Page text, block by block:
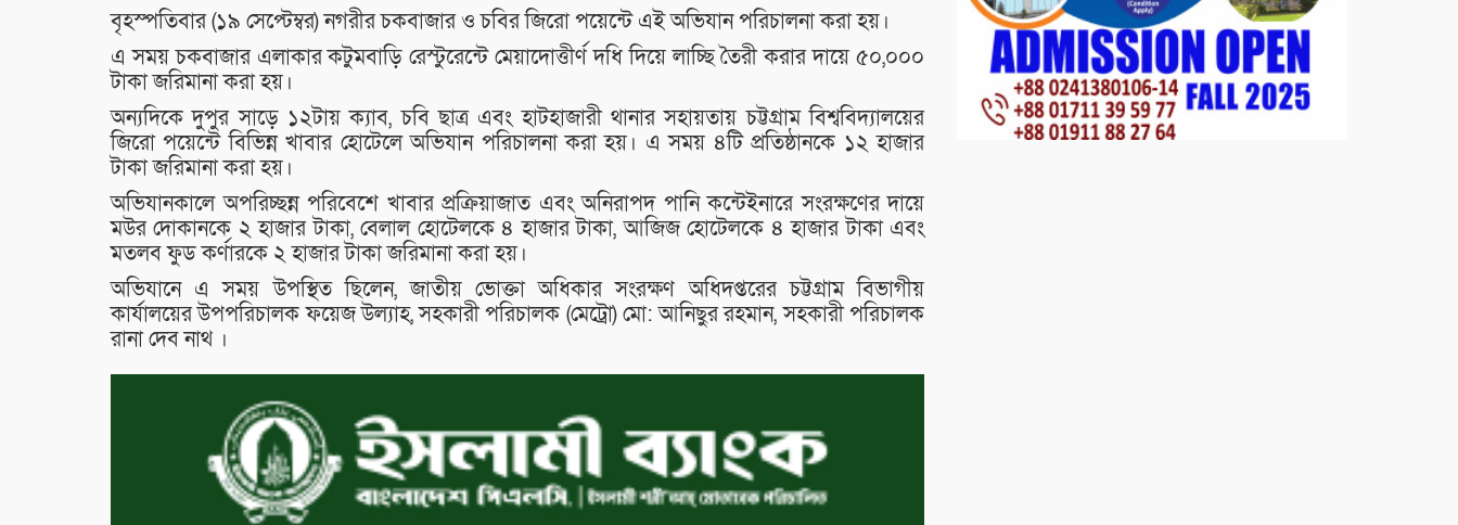
বৃহস্পতিবার (১৯ সেপ্টেম্বর) নগরীর চকবাজার ও চবির জিরো পয়েন্টে এই অভিযান পরিচালনা করা হয়।
এ সময় চকবাজার এলাকার কটুমবাড়ি রেস্টুরেন্টে মেয়াদোত্তীর্ণ দধি দিয়ে লাচ্ছি তৈরী করার দায়ে ৫০,০০০
টাকা জরিমানা করা হয়।
অন্যদিকে দুপুর সাড়ে ১২টায় ক্যাব, চবি ছাত্র এবং হাটহাজারী থানার সহায়তায় চট্টগ্রাম বিশ্ববিদ্যালয়ের
জিরো পয়েন্টে বিভিন্ন খাবার হোটেলে অভিযান পরিচালনা করা হয়। এ সময় ৪টি প্রতিষ্ঠানকে ১২ হাজার
টাকা জরিমানা করা হয়।
অভিযানকালে অপরিচ্ছন্ন পরিবেশে খাবার প্রক্রিয়াজাত এবং অনিরাপদ পানি কন্টেইনারে সংরক্ষণের দায়ে
মউর দোকানকে ২ হাজার টাকা, বেলাল হোটেলকে ৪ হাজার টাকা, আজিজ হোটেলকে ৪ হাজার টাকা এবং
মতলব ফুড কর্ণারকে ২ হাজার টাকা জরিমানা করা হয়।
অভিযানে এ সময় উপস্থিত ছিলেন, জাতীয় ভোক্তা অধিকার সংরক্ষণ অধিদপ্তরের চট্টগ্রাম বিভাগীয়
কার্যালয়ের উপপরিচালক ফয়েজ উল্যাহ, সহকারী পরিচালক (মেট্রো) মো: আনিছুর রহমান, সহকারী পরিচালক
রানা দেব নাথ ।
বিএনপি নেতা গুরুতর আহত
পাটগ্রামে চিকিৎসা সেবায় বীর
মুক্তিযোদ্ধা দবির উদ্দিন ফাউন্ডেশন